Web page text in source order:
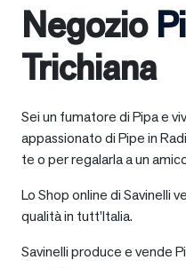
Negozio
Trichiana
Sei un fumatore di Pipa e
appassionato di Pipe in
te o per regalarla a un
Lo Shop online di Savinelli
qualità in tutt’Italia.
Savinelli produce e vende